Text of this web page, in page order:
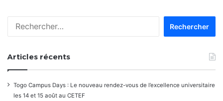
Articles récents
Togo Campus Days : Le nouveau rendez-vous de l’excellence universitaire
les 14 et 15 août au CETEF